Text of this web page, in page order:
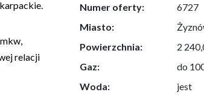
relacji
Numer oferty:
6727
Miasto:
Powierzchnia:
2
Gaz:
do
Woda:
jest